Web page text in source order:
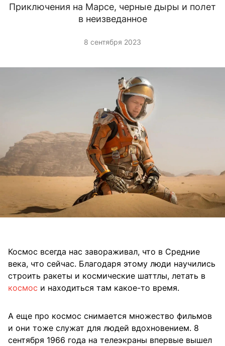
Приключения на Марсе, черные дыры и полет
в неизведанное
8 сентября 2023
Космос всегда нас завораживал, что в Средние
века, что сейчас. Благодаря этому люди научились
строить ракеты и космические шаттлы, летать в
космос и находиться там какое-то время.
А еще про космос снимается множество фильмов
и они тоже служат для людей вдохновением. 8
сентября 1966 года на телеэкраны впервые вышел